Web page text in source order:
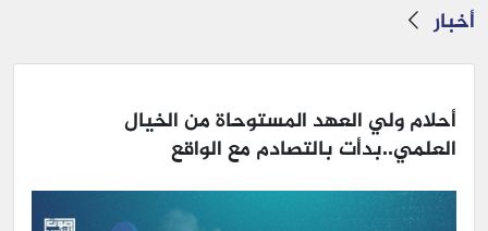
أخبار
أحلام ولي العهد المستوحاة من الخيال
العلمي..بدأت بالتصادم مع الواقع